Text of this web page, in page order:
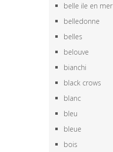
belle ile en mer
belledonne
belles
belouve
bianchi
black crows
blanc
bleu
bleue
bois